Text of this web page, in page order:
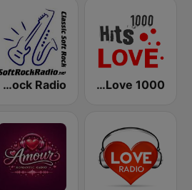
1000 HITS Love
Soft Rock Radio